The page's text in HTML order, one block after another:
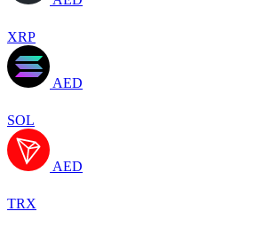
XRP
AED
SOL
AED
TRX